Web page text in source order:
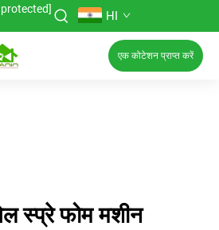
HI
एक कोटेशन प्राप्त करें
स्प्रे फोम मशीन